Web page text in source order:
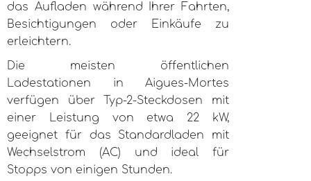
das Aufladen während Ihrer Fahrten,
Besichtigungen oder Einkäufe zu
erleichtern.
Die meisten öffentlichen
Ladestationen in Aigues-Mortes
verfügen über Typ-2-Steckdosen mit
einer Leistung von etwa 22 kW,
geeignet für das Standardladen mit
Wechselstrom (AC) und ideal für
Stopps von einigen Stunden.